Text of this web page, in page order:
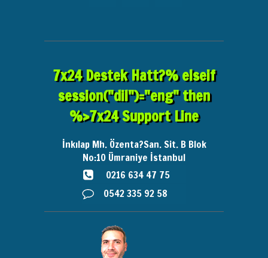
7x24 Destek Hatt?% elseif
session("dil")="eng" then
%>7x24 Support Line
İnkılap Mh. Özenta?San. Sit. B Blok
No:10 Ümraniye İstanbul
0216 634 47 75
0542 335 92 58